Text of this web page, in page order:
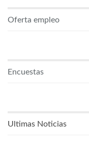
Oferta empleo
Encuestas
Ultimas Noticias